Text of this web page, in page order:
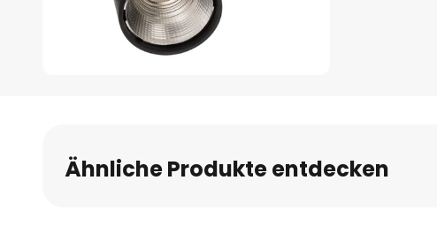
Bildgalerie
springen
Ähnliche Produkte entdecken